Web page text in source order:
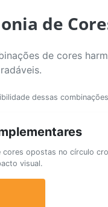
de
de cores
dessas
cores opostas no círculo
visual.